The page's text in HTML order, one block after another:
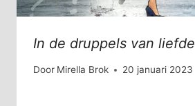
In de druppels van liefde
Door Mirella Brok 20 januari 2023